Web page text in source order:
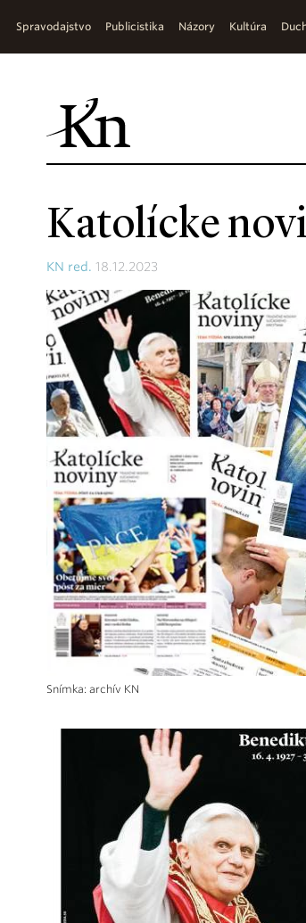
Spravodajstvo Publicistika Názory Kultúra
Katolícke
KN red. 18.12.2023
Snímka: archív KN